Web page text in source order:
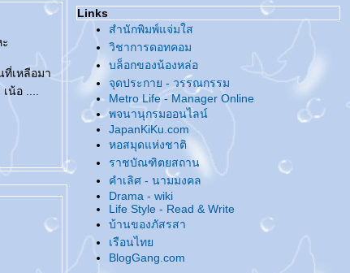
ที่เหลือมา
อ ....
@... ของสะสม ...@
@... แท็ก แถ็ก ...@
@... ??? ...@
@... สวัสดีปีหมู... ท้อง...ทอง ...@
@... ในลิ้นชัก ...@
@... มีแต่ความรู้สึกดี๊ดี ...@
@... Charity Love Charity Party ...@
@... บานชื่น - ชื่นบาน ...@
@... มั่ง มี ศรี สุข ...@
@... ลองของใหม่ ...@
@... ประกาศตัว 'กิ๊ก' คนใหม่ ...@
@... กลุ่มย่อย 'งานฝีมือ' เป็นเหตุ ...@
@... ณ อุทยานนี้งามด้วยจามจุรี ...@
@... มิถุนาที่ผ่านมา ...@
@... ธ ทรงเป็นศูนย์รวมใจไทยทั้งชาติ ...@
@... เปิดบล็อกคุยกัน ...@
Links
สำนักพิมพ์แจ่มใส
วิชาการดอทคอม
บล็อกของน้องหล่อ
จุดประกาย - วรรณกรรม
Metro Life - Manager Online
พจนานุกรมออนไลน์
JapanKiKu.com
หอสมุดแห่งชาติ
ราชบัณฑิตยสถาน
คำเลิศ - นามมงคล
Drama - wiki
Life Style - Read & Write
บ้านของภัสรสา
เรือนไท
BlogGang.com